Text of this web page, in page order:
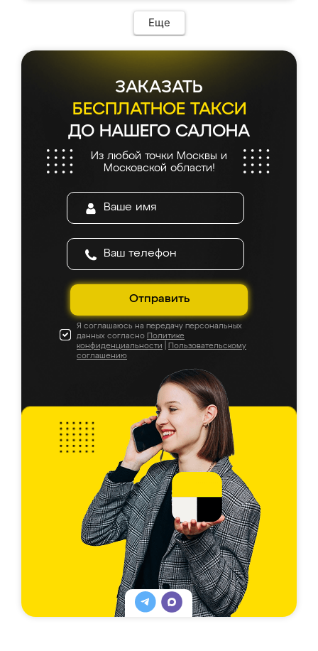
Еще
ЗАКАЗАТЬ
БЕСПЛАТНОЕ ТАКСИ
ДО НАШЕГО САЛОНА
Из любой точки Москвы и
Московской области!
Отправить
Я соглашаюсь на передачу персональных
данных согласно Политике
конфиденциальности
Пользовательскому
соглашению